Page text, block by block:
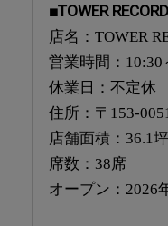
■TOWER
店名：TOWER
営業時間：
休業日：不定休
住所：〒153-
店舗面積：36.1
席数：38席
オープン：2026